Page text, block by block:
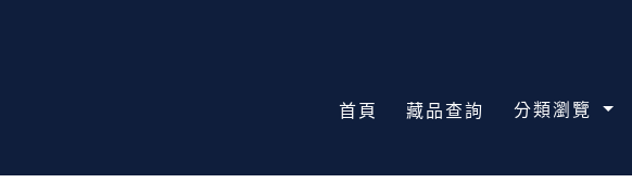
首頁 藏品查詢 分類瀏覽